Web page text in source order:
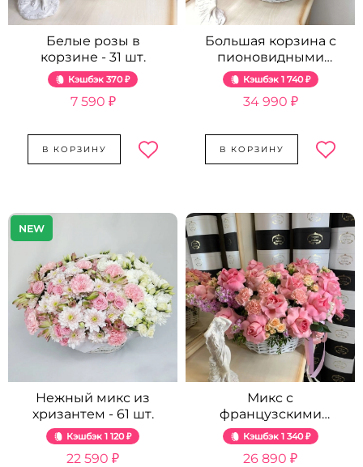
Белые розы в
корзине - 31 шт.
Кэшбэк 370 ₽
7 590 ₽
В КОРЗИНУ
Большая корзина с
пионовидными
розами - 89 шт.
Кэшбэк 1 740 ₽
34 990 ₽
В КОРЗИНУ
NEW
Нежный микс из
хризантем - 61 шт.
Кэшбэк 1 120 ₽
22 590 ₽
Микс с
французскими
розами в корзине -
65 шт.
Кэшбэк 1 340 ₽
26 890 ₽